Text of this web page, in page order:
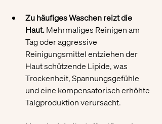
Zu häufiges Waschen reizt die
Haut. Mehrmaliges Reinigen am
Tag oder aggressive
Reinigungsmittel entziehen der
Haut schützende Lipide, was
Trockenheit, Spannungsgefühle
und eine kompensatorisch erhöhte
Talgproduktion verursacht.